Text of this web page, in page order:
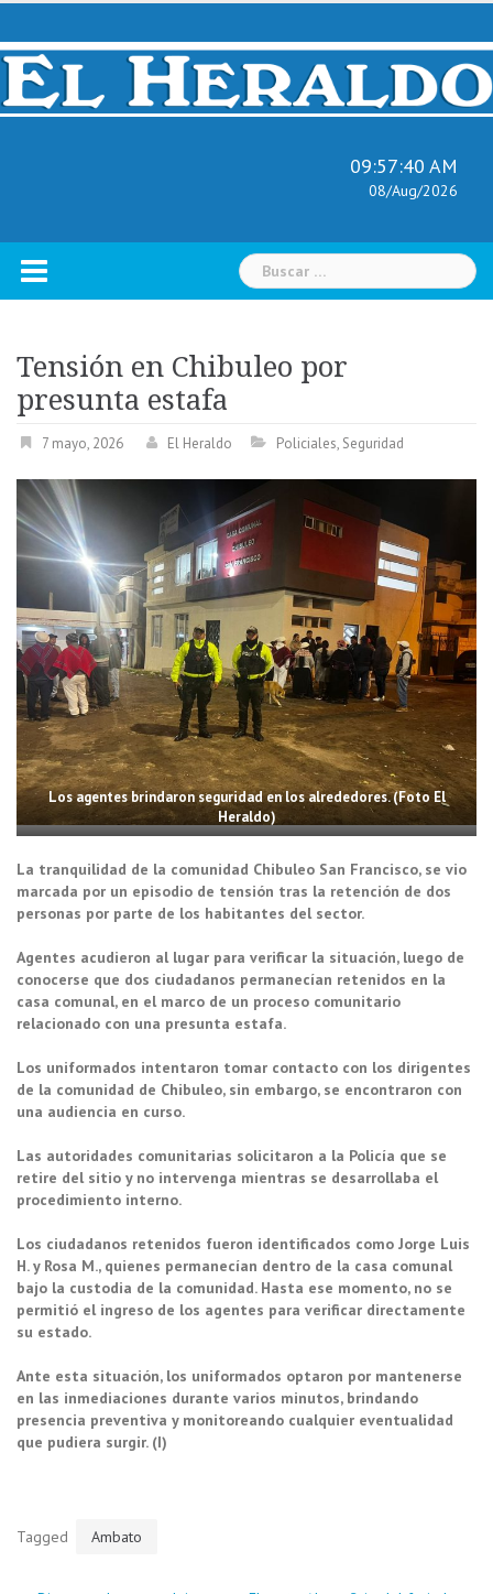
Skip
content
09:57:41 AM
08/Aug/2026
Buscar:
Tensión en Chibuleo por
presunta estafa
7 mayo, 2026 El Heraldo Policiales, Seguridad
Los agentes brindaron seguridad en los alrededores. (Foto El
Heraldo)
La tranquilidad de la comunidad Chibuleo San Francisco, se vio
marcada por un episodio de tensión tras la retención de dos
personas por parte de los habitantes del sector.
Agentes acudieron al lugar para verificar la situación, luego de
conocerse que dos ciudadanos permanecían retenidos en la
casa comunal, en el marco de un proceso comunitario
relacionado con una presunta estafa.
Los uniformados intentaron tomar contacto con los dirigentes
de la comunidad de Chibuleo, sin embargo, se encontraron con
una audiencia en curso.
Las autoridades comunitarias solicitaron a la Policía que se
retire del sitio y no intervenga mientras se desarrollaba el
procedimiento interno.
Los ciudadanos retenidos fueron identificados como Jorge Luis
H. y Rosa M., quienes permanecían dentro de la casa comunal
bajo la custodia de la comunidad. Hasta ese momento, no se
permitió el ingreso de los agentes para verificar directamente
su estado.
Ante esta situación, los uniformados optaron por mantenerse
en las inmediaciones durante varios minutos, brindando
presencia preventiva y monitoreando cualquier eventualidad
que pudiera surgir. (I)
Tagged Ambato